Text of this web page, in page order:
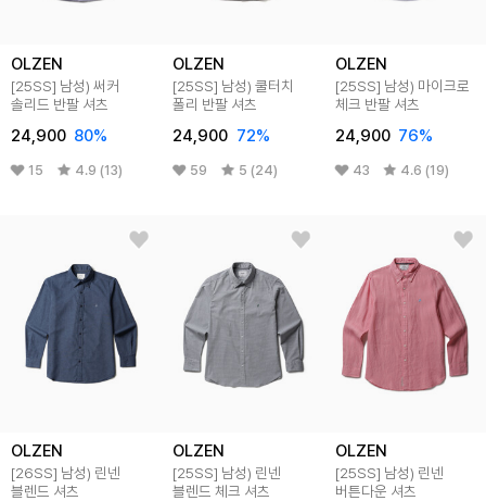
OLZEN
[25SS] 남성) 써커
솔리드 반팔 셔츠
24,900 80%
15 4.9 (13)
OLZEN
[25SS] 남성) 쿨터치
폴리 반팔 셔츠
24,900 72%
59 5 (24)
OLZEN
[25SS] 남성) 마이크로
체크 반팔 셔츠
24,900 76%
43 4.6 (19)
OLZEN
[26SS] 남성) 린넨
블렌드 셔츠
OLZEN
[25SS] 남성) 린넨
블렌드 체크 셔츠
OLZEN
[25SS] 남성) 린넨
버튼다운 셔츠